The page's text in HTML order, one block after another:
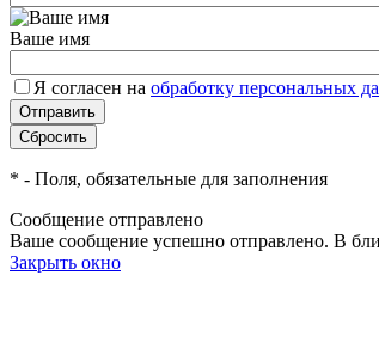
Ваше имя
Я согласен на обработку персональных
* - Поля, обязательные для заполнения
Сообщение отправлено
Ваше сообщение успешно отправлено. В
Закрыть окно